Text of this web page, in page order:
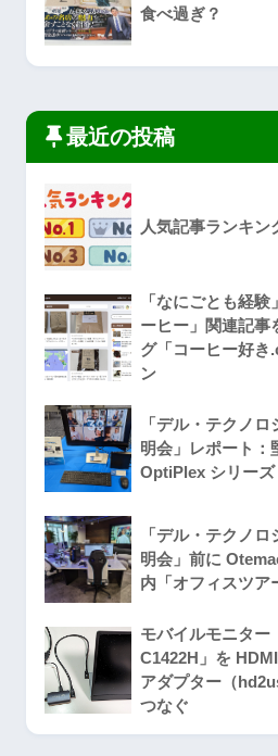
食べ過ぎ？
最近の投稿
人気記事ランキン
「なにごとも経
ーヒー」関連記事
グ「コーヒー好き
ン
「デル・テクノ
明会」レポート：
OptiPlex シリーズ
「デル・テクノ
明会」前に
内「オフィスツア
モバイルモニター
C1422H」を
アダプター（
つなぐ